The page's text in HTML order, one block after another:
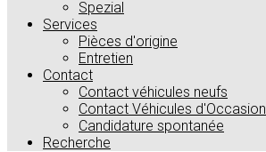
Spezial
Services
Pièces d'origine
Entretien
Contact
Contact véhicules neufs
Contact Véhicules d'Occasion
Candidature spontanée
Recherche